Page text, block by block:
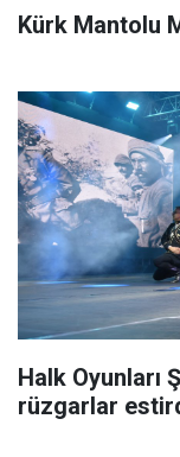
Kürk Mantolu
Halk Oyunları
rüzgarlar